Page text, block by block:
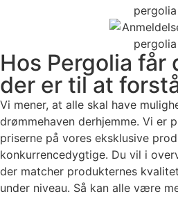
Hos Pergolia får
der er til at
Vi mener, at alle skal have
drømmehaven derhjemme. Vi er
priserne på vores eksklusive
konkurrencedygtige. Du vil i
der matcher produkternes
under niveau. Så kan alle være